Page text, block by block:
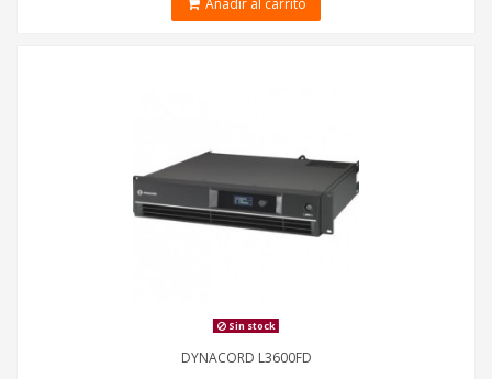
Añadir al carrito
Sin stock
DYNACORD L3600FD